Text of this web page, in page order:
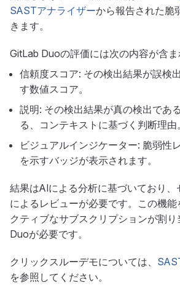
SASTアナライザーから報告された脆
きます。
GitLab Duoの評価には次の内容が含ま
信頼度スコア: その検出結果が誤検
す数値スコア。
説明: その検出結果が真の検出であ
る、コンテキストに基づく判断理由。
ビジュアルインジケーター: 脆弱性
を示すバッジが表示されます。
結果はAIによる分析に基づいており
によるレビューが必要です。この機
クティブなサブスクリプションが割
Duoが必要です。
クリックスルーデモについては、
を参照してください。